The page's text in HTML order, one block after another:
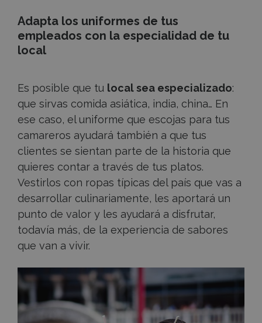
Adapta los uniformes de tus
empleados con la especialidad de tu
local
Es posible que tu local sea especializado:
que sirvas comida asiática, india, china… En
ese caso, el uniforme que escojas para tus
camareros ayudará también a que tus
clientes se sientan parte de la historia que
quieres contar a través de tus platos.
Vestirlos con ropas típicas del país que vas a
desarrollar culinariamente, les aportará un
punto de valor y les ayudará a disfrutar,
todavía más, de la experiencia de sabores
que van a vivir.